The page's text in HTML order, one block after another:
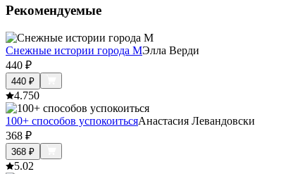
Рекомендуемые
Снежные истории города МЭлла Верди
440 ₽
440 ₽
4.750
100+ способов успокоитьсяАнастасия Левандовски
368 ₽
368 ₽
5.02